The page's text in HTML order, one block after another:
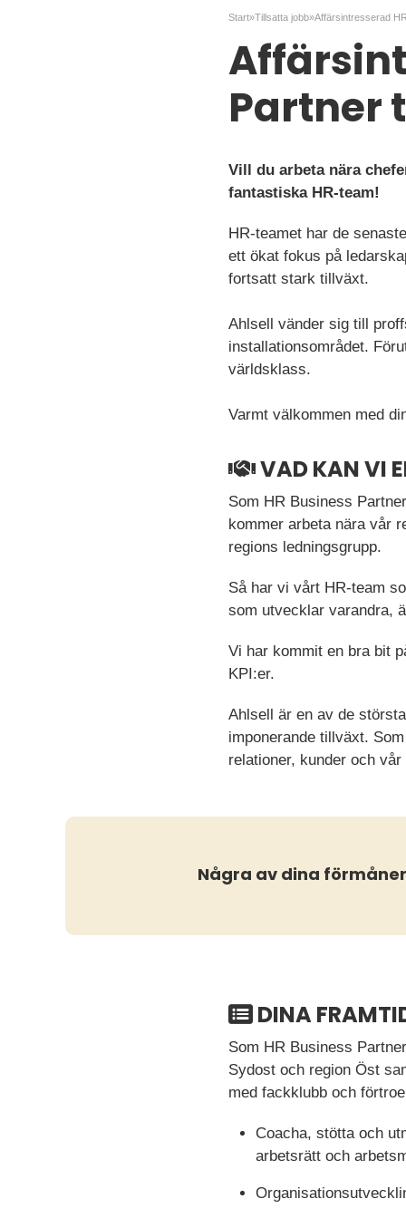
Start»Tillsatta jobb»
Partner
Vill du arbeta nära
fantastiska HR-team!
HR-teamet har de
ett ökat fokus på
fortsatt stark tillväxt.
Ahlsell vänder sig till
installationsområdet.
världsklass.
Varmt välkommen med
VAD KAN VI
Som HR Business
kommer arbeta nära vår
regions ledningsgrupp.
Så har vi vårt HR-team
som utvecklar varandra,
Vi har kommit en bra bit
KPI:er.
Ahlsell är en av de
imponerande tillväxt.
relationer, kunder och
Några av dina förmåner
DINA
Som HR Business
Sydost och region Öst
med fackklubb och
Coacha, stötta och
arbetsrätt och